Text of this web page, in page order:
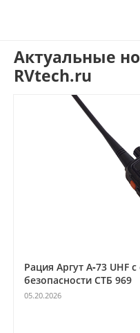
Актуальные
RVtech.ru
Рация Аргут А‑73 UHF
безопасности СТБ 969
05.20.2026